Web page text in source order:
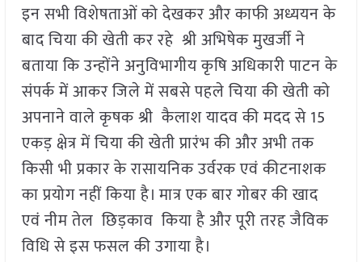
इन सभी विशेषताओं को देखकर और काफी अध्ययन के
बाद चिया की खेती कर रहे श्री अभिषेक मुखर्जी ने
बताया कि उन्होंने अनुविभागीय कृषि अधिकारी पाटन के
संपर्क में आकर जिले में सबसे पहले चिया की खेती को
अपनाने वाले कृषक श्री कैलाश यादव की मदद से 15
एकड़ क्षेत्र में चिया की खेती प्रारंभ की और अभी तक
किसी भी प्रकार के रासायनिक उर्वरक एवं कीटनाशक
का प्रयोग नहीं किया है। मात्र एक बार गोबर की खाद
एवं नीम तेल छिड़काव किया है और पूरी तरह जैविक
विधि से इस फसल की उगाया है।